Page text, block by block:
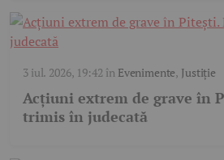
3 iul. 2026, 19:42 în Evenimente, Justiție
Acțiuni extrem de grave în
trimis în judecată